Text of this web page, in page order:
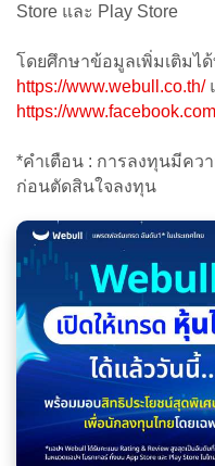
Store และ Play Store
โดยศึกษาข้อมูลเพิ่มเติมไ
https://www.webull.co.th/
https://
*คำเตือน : การลงทุนมีคว
ก่อนตัดสินใจลงทุน